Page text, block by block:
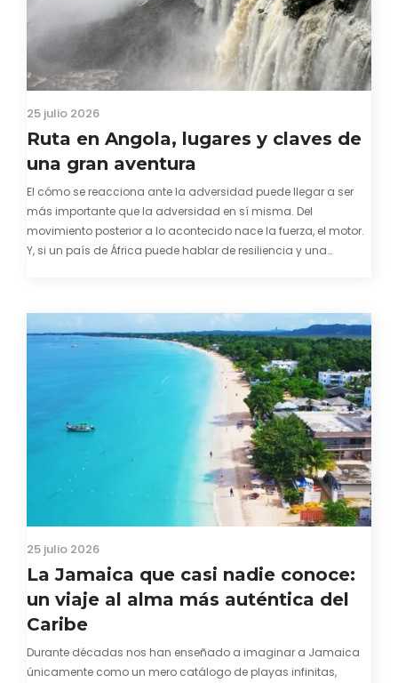
25 julio 2026
Ruta en Angola, lugares y claves de
una gran aventura
El cómo se reacciona ante la adversidad puede llegar a ser
más importante que la adversidad en sí misma. Del
movimiento posterior a lo acontecido nace la fuerza, el motor.
Y, si un país de África puede hablar de resiliencia y una
25 julio 2026
La Jamaica que casi nadie conoce:
un viaje al alma más auténtica del
Caribe
Durante décadas nos han enseñado a imaginar a Jamaica
únicamente como un mero catálogo de playas infinitas,